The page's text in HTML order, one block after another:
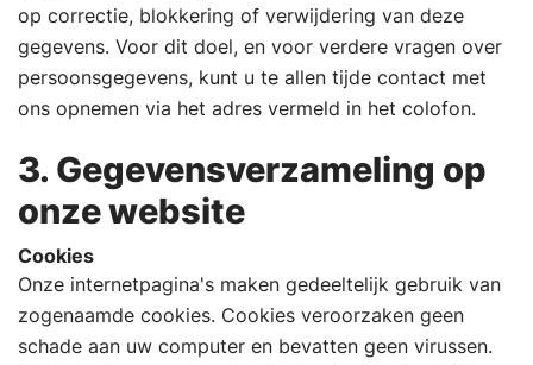
op correctie, blokkering of verwijdering van deze
gegevens. Voor dit doel, en voor verdere vragen over
persoonsgegevens, kunt u te allen tijde contact met
ons opnemen via het adres vermeld in het colofon.
3. Gegevensverzameling op
onze website
Cookies
Onze internetpagina's maken gedeeltelijk gebruik van
zogenaamde cookies. Cookies veroorzaken geen
schade aan uw computer en bevatten geen virussen.